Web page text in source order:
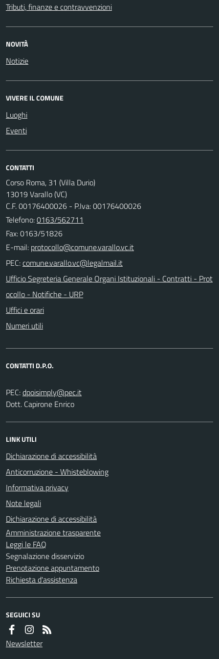
Tributi, finanze e contravvenzioni
NOVITÀ
Notizie
VIVERE IL COMUNE
Luoghi
Eventi
CONTATTI
Corso Roma, 31 (Villa Durio)
13019 Varallo (VC)
C.F. 00176400026 - P.Iva: 00176400026
Telefono:0163/562711
Fax: 0163/51826
E-mail:
PEC:
Ufficio Segreteria Generale Organi Istituzionali - Contratti - Prot
ocollo - Notifiche - URP
Uffici e orari
Numeri utili
CONTATTI D.P.O.
PEC:
Dott. Capirone Enrico
LINK UTILI
Dichiarazione di accessibilità
Anticorruzione - Whisteblowing
Informativa privacy
Note legali
Dichiarazione di accessibilità
Amministrazione trasparente
Leggi le FAQ
Segnalazione disservizio
Prenotazione appuntamento
Richiesta d'assistenza
SEGUICI SU
Newsletter